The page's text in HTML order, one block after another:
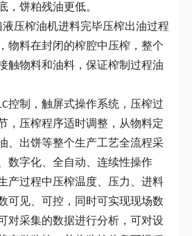
，饼粕残油更低。
压榨油机进料完毕压榨出油过程
物料在封闭的榨腔中压榨，整个
触物料和油料，保证榨制过程油
控制，触屏式操作系统，压榨过
，压榨程序适时调整，从物料定
、出饼等整个生产工艺全流程采
数字化、全自动、连续性操作
产过程中压榨温度、压力、进料
可见、可控，同时可实现现场数
对采集的数据进行分析，可对设